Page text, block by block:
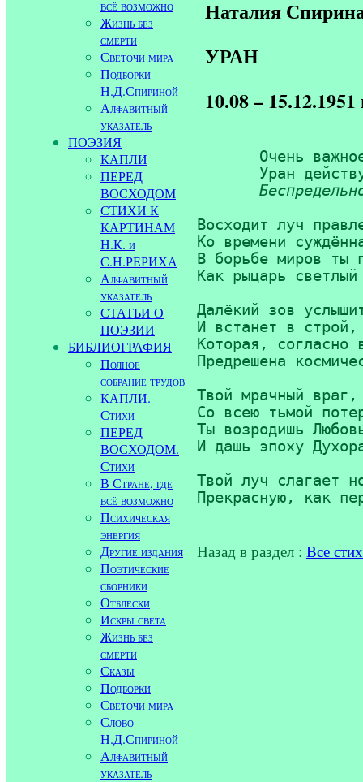
всё возможно
Жизнь без
смерти
Светочи мира
Подборки
Н.Д.Спириной
Алфавитный
указатель
ПОЭЗИЯ
КАПЛИ
ПЕРЕД
ВОСХОДОМ
СТИХИ К
КАРТИНАМ
Н.К. и
С.Н.РЕРИХА
Алфавитный
указатель
СТАТЬИ О
ПОЭЗИИ
БИБЛИОГРАФИЯ
Полное
собрание трудов
КАПЛИ.
Стихи
ПЕРЕД
ВОСХОДОМ.
Стихи
В Стране, где
всё возможно
Психическая
энергия
Другие издания
Поэтические
сборники
Отблески
Искры света
Жизнь без
смерти
Сказы
Подборки
Светочи мира
Слово
Н.Д.Спириной
Алфавитный
указатель
Наталия
УРАН
10.08 – 15.12.1951
Очень
Уран
Восходит луч
Ко времени
В борьбе миров ты
Как рыцарь
Далёкий зов
И встанет в
Которая, согласно
Предрешена
Твой мрачный
Со всею тьмой
Ты возродишь
И дашь эпоху
Твой луч слагает
Назад в раздел : Все